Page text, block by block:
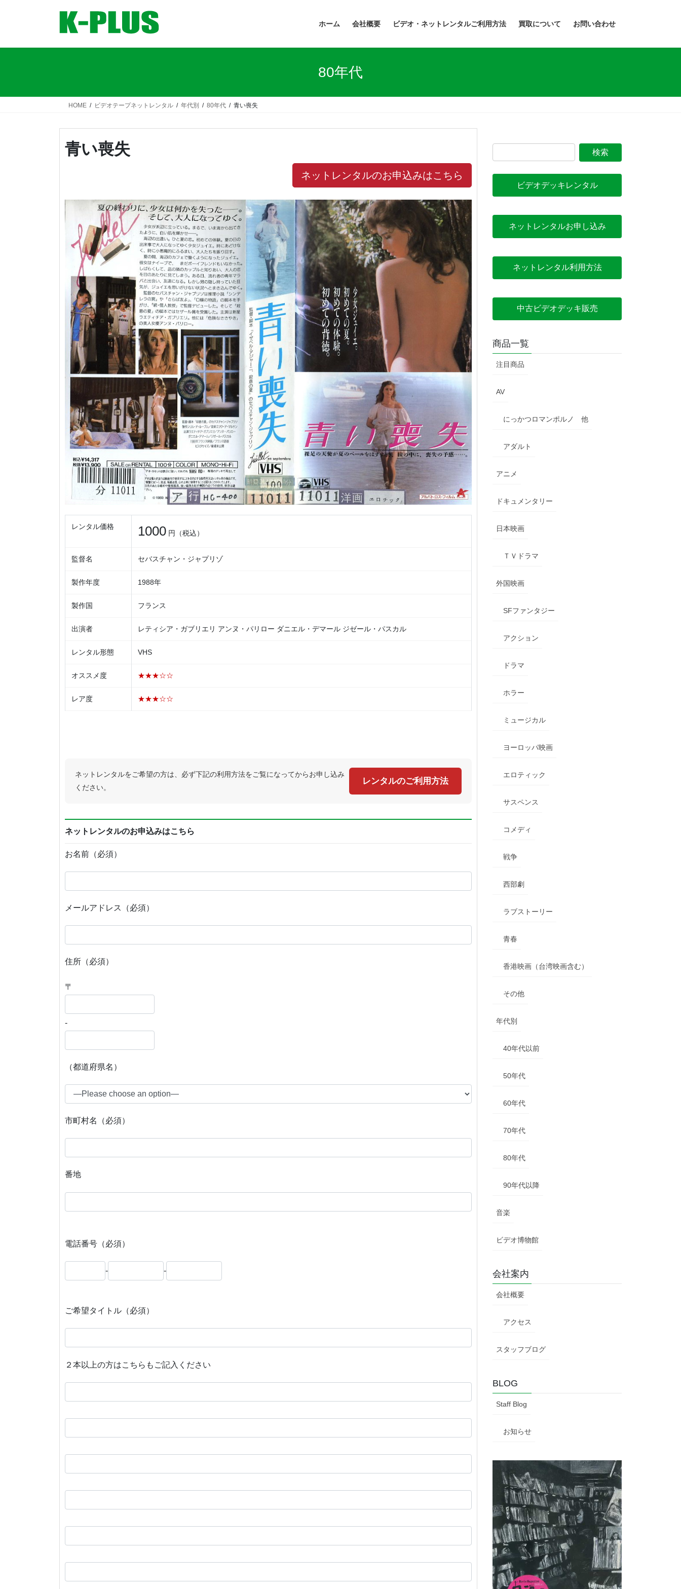
ホーム 会社概要 ビデオ・ネットレンタルご利用方法 買取について お問い合わせ
80年代
HOME ビデオテープネットレンタル 年代別 80年代 青い喪失
青い喪失
ネットレンタルのお申込みはこちら
レンタル価格 1000 円（税込）
監督名 セバスチャン・ジャプリゾ
製作年度 1988年
製作国 フランス
出演者 レティシア・ガブリエリ アンヌ・パリロー ダニエル・デマール ジゼール・パスカル
レンタル形態 VHS
オススメ度 ★★★☆☆
レア度 ★★★☆☆
ネットレンタルをご希望の方は、必ず下記の利用方法をご覧になってからお申し込み
ください。
レンタルのご利用方法
ネットレンタルのお申込みはこちら
お名前（必須）
メールアドレス（必須）
住所（必須）
〒
-
（都道府県名）
市町村名（必須）
番地
電話番号（必須）
- -
ご希望タイトル（必須）
２本以上の方はこちらもご記入ください
ビデオデッキレンタル
ネットレンタルお申し込み
ネットレンタル利用方法
中古ビデオデッキ販売
商品一覧
注目商品
AV
にっかつロマンポルノ 他
アダルト
アニメ
ドキュメンタリー
日本映画
ＴＶドラマ
外国映画
SFファンタジー
アクション
ドラマ
ホラー
ミュージカル
ヨーロッパ映画
エロティック
サスペンス
コメディ
戦争
西部劇
ラブストーリー
青春
香港映画（台湾映画含む）
その他
年代別
40年代以前
50年代
60年代
70年代
80年代
90年代以降
音楽
ビデオ博物館
会社案内
会社概要
アクセス
スタッフブログ
BLOG
Staff Blog
お知らせ